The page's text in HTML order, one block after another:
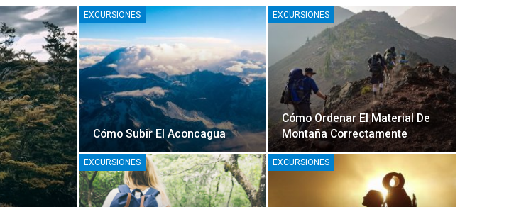
EXCURSIONES
Cómo Subir El Aconcagua
EXCURSIONES
Cómo Ordenar El Material De
Montaña Correctamente
EXCURSIONES EXCURSIONES